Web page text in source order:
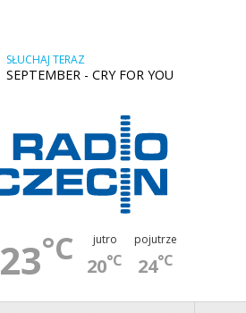
SŁUCHAJ TERAZ
SEPTEMBER - CRY FOR YOU
23°C jutro
20°C
pojutrze
24°C